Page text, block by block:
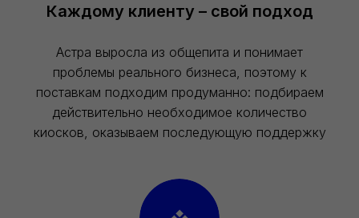
Каждому клиенту – свой подход
Астра выросла из общепита и понимает
проблемы реального бизнеса, поэтому к
поставкам подходим продуманно: подбираем
действительно необходимое количество
киосков, оказываем последующую поддержку